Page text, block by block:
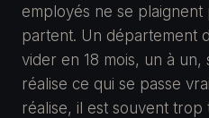
employés ne se
partent. Un département
vider en 18 mois, un à un,
réalise ce qui se passe
réalise, il est souvent